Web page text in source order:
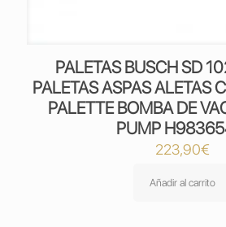
PALETAS BUSCH SD
PALETAS ASPAS ALETAS
PALETTE BOMBA DE
PUMP
223,90€
Añadir al carrito